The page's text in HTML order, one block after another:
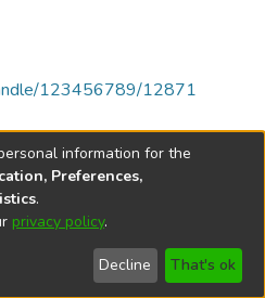
123456789/12871
junio de 2025
de Córdoba
information for the
Preferences,
.
privacy policy.
Decline That's ok